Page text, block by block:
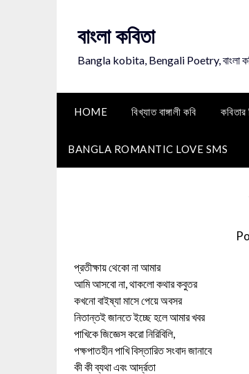
বাংলা কবিতা
Bangla kobita, Bengali Poetry, বাংলা
HOME বিখ্যাত বাঙ্গালী কবি কবিতার
BANGLA ROMANTIC LOVE SMS
প্রতীক্ষায় থেকো না আমার
আমি আসবো না, থাকলো কথার কবুতর
কখনো বাইষ্যা মাসে পেয়ে অবসর
নিতান্তই জানতে ইচ্ছে হলে আমার খবর
পাখিকে জিজ্ঞেস করো নিরিবিলি,
পক্ষপাতহীন পাখি বিস্তারিত সংবাদ জানাবে
কী কী ব্যথা এবং আর্দ্রতা